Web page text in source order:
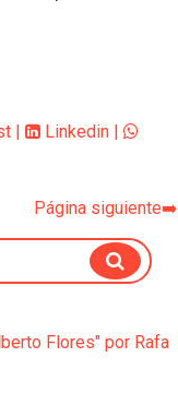
| Linkedin |
Página siguiente➡️
Flores" por Rafa